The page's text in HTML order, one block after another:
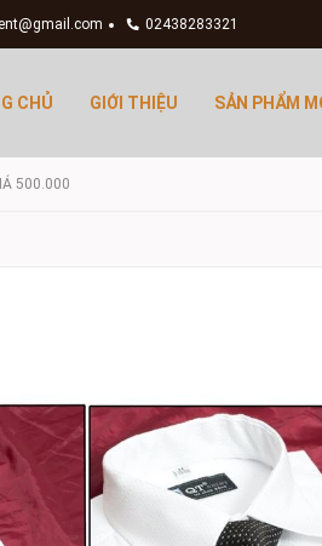
02438283321
CHỦ GIỚI THIỆU SẢN PHẨM
500.000